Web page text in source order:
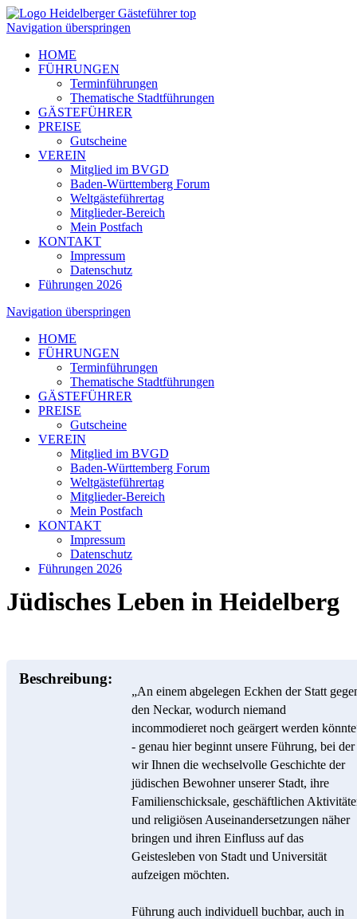
Navigation überspringen
HOME
FÜHRUNGEN
Terminführungen
Thematische Stadtführungen
GÄSTEFÜHRER
PREISE
Gutscheine
VEREIN
Mitglied im BVGD
Baden-Württemberg Forum
Weltgästeführertag
Mitglieder-Bereich
Mein Postfach
KONTAKT
Impressum
Datenschutz
Führungen 2026
Navigation überspringen
HOME
FÜHRUNGEN
Terminführungen
Thematische Stadtführungen
GÄSTEFÜHRER
PREISE
Gutscheine
VEREIN
Mitglied im BVGD
Baden-Württemberg Forum
Weltgästeführertag
Mitglieder-Bereich
Mein Postfach
KONTAKT
Impressum
Datenschutz
Führungen 2026
Jüdisches Leben in Heidelberg
Beschreibung:
„An einem abgelegen Eckhen der Statt
den Neckar, wodurch niemand
incommodieret noch geärgert werden
- genau hier beginnt unsere Führung, bei der
wir Ihnen die wechselvolle Geschichte der
jüdischen Bewohner unserer Stadt, ihre
Familienschicksale, geschäftlichen
und religiösen Auseinandersetzungen näher
bringen und ihren Einfluss auf das
Geistesleben von Stadt und Universität
aufzeigen möchten.
Führung auch individuell buchbar, auch in